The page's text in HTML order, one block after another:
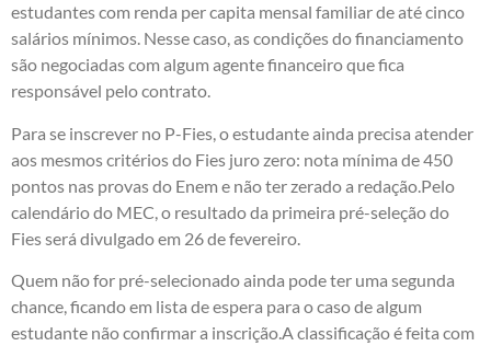
estudantes com renda per capita mensal familiar de até cinco
salários mínimos. Nesse caso, as condições do financiamento
são negociadas com algum agente financeiro que fica
responsável pelo contrato.
Para se inscrever no P-Fies, o estudante ainda precisa atender
aos mesmos critérios do Fies juro zero: nota mínima de 450
pontos nas provas do Enem e não ter zerado a redação.Pelo
calendário do MEC, o resultado da primeira pré-seleção do
Fies será divulgado em 26 de fevereiro.
Quem não for pré-selecionado ainda pode ter uma segunda
chance, ficando em lista de espera para o caso de algum
estudante não confirmar a inscrição.A classificação é feita com